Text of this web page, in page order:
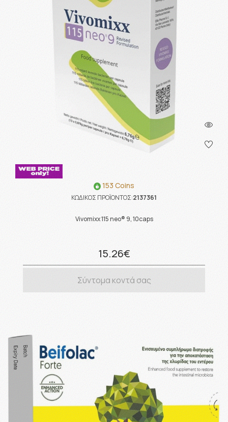
153 Coins
ΚΩΔΙΚΟΣ ΠΡΟΪΟΝΤΟΣ:2137361
Vivomixx 115 neo® 9, 10caps
15.26€
Σύντομα κοντά σας